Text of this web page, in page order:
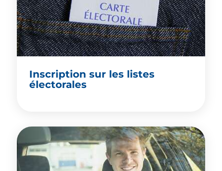
Inscription sur les listes
électorales